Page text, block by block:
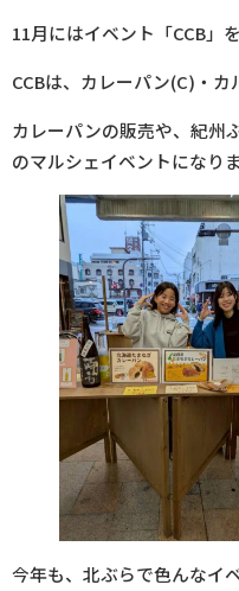
11月にはイベント「CCB」
CCBは、カレーパン(C)・
カレーパンの販売や、紀州
のマルシェイベントになり
今年も、北ぶらで色んなイ